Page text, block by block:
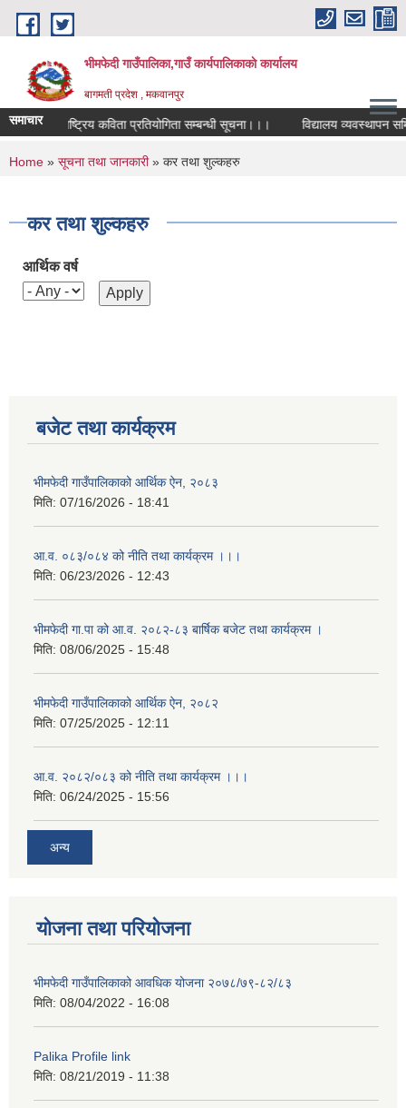
Skip to main content
भीमफेदी गाउँपालिका,गाउँ कार्यपालिकाकाे कार्यालय
बागमती प्रदेश , मकवानपुर
समाचार राष्ट्रिय कविता प्रतियोगिता सम्बन्धी सूचना।।। विद्यालय व्यवस्थापन
You are here
Home » सूचना तथा जानकारी» कर तथा शुल्कहरु
कर तथा शुल्कहरु
आर्थिक वर्ष
बजेट तथा कार्यक्रम
भीमफेदी गाउँपालिकाको आर्थिक ऐन, २०८३
मिति: 07/16/2026 - 18:41
आ.व. ०८३/०८४ को नीति तथा कार्यक्रम ।।।
मिति: 06/23/2026 - 12:43
भीमफेदी गा.पा को आ.व. २०८२-८३ बार्षिक बजेट तथा कार्यक्रम ।
मिति: 08/06/2025 - 15:48
भीमफेदी गाउँपालिकाको आर्थिक ऐन, २०८२
मिति: 07/25/2025 - 12:11
आ.व. २०८२/०८३ को नीति तथा कार्यक्रम ।।।
मिति: 06/24/2025 - 15:56
अन्य
योजना तथा परियोजना
भीमफेदी गाउँपालिकाको आवधिक योजना २०७८/७९-८२/८३
मिति: 08/04/2022 - 16:08
Palika Profile link
मिति: 08/21/2019 - 11:38